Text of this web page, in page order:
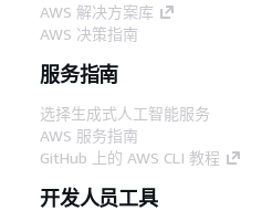
AWS 解决方案库
AWS 决策指南
服务指南
选择生成式人工智能服务
AWS 服务指南
GitHub 上的 AWS CLI 教程
开发人员工具